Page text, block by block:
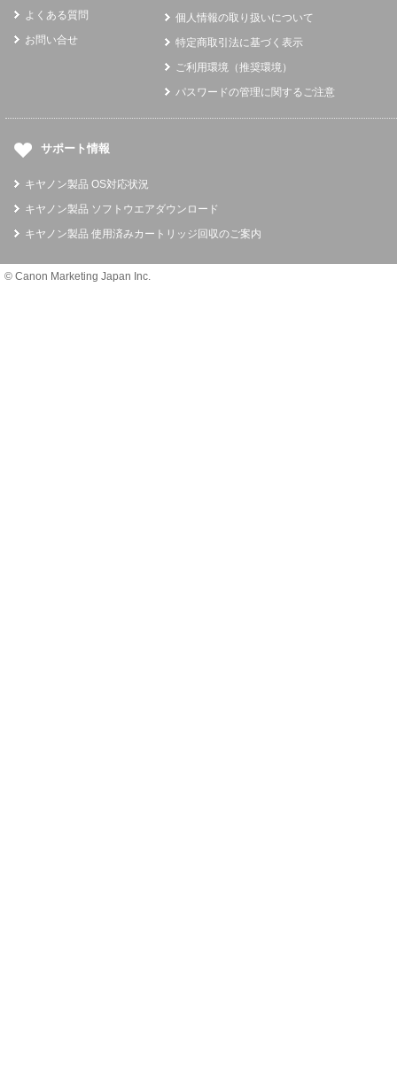
よくある質問
お問い合せ
個人情報の取り扱いについて
特定商取引法に基づく表示
ご利用環境（推奨環境）
パスワードの管理に関するご注意
サポート情報
キヤノン製品 OS対応状況
キヤノン製品 ソフトウエアダウンロード
キヤノン製品 使用済みカートリッジ回収のご案内
© Canon Marketing Japan Inc.